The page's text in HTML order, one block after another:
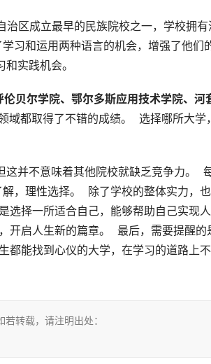
区成立最早的民族院校之一，学校拥有
习和运用两种语言的机会，增强了他们
实践机会。
贝尔学院、鄂尔多斯应用技术学院、河
域都取得了不错的成绩。  选择哪所大学
，理性选择。  除了学校的整体实力，
选择一所适合自己，能够帮助自己实现
启人生新的篇章。  最后，需要提醒的
都能找到心仪的大学，在学习的道路上
若转载，请注明出处：